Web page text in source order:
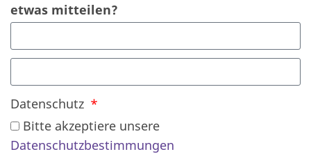
etwas mitteilen?
Datenschutz
Bitte akzeptiere unsere
Datenschutzbestimmungen